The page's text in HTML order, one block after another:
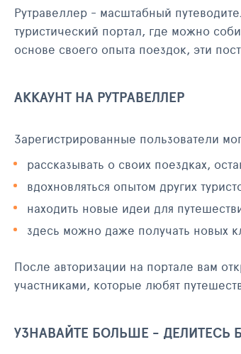
Рутравеллер - масштабный
туристический портал, где можно
основе своего опыта поездок, эти
АККАУНТ НА РУТРАВЕЛЛЕР
Зарегистрированные пользователи
рассказывать о своих поездках,
вдохновляться опытом других
находить новые идеи для
здесь можно даже получать новых
После авторизации на портале вам
участниками, которые любят
УЗНАВАЙТЕ БОЛЬШЕ -